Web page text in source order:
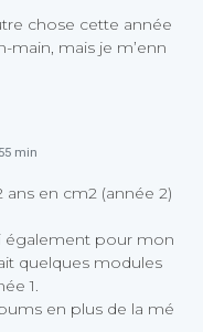
chose cette année
main, mais je m’enn
min
ans en cm2 (année 2)
également pour mon
quelques modules
1.
en plus de la mé